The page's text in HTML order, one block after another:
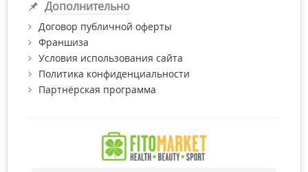
Дополнительно
Договор публичной оферты
Франшиза
Условия использования сайта
Политика конфиденциальности
Партнёрская программа